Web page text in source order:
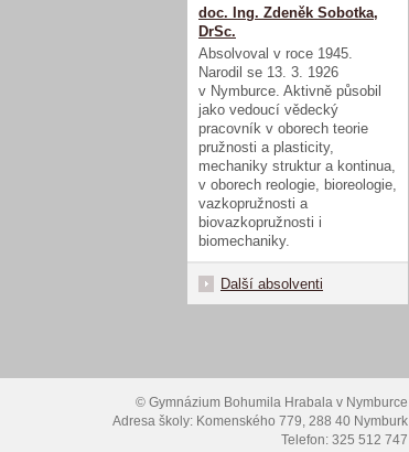
doc. Ing. Zdeněk Sobotka,
DrSc.
Absolvoval v roce 1945.
Narodil se 13. 3. 1926
v Nymburce. Aktivně působil
jako vedoucí vědecký
pracovník v oborech teorie
pružnosti a plasticity,
mechaniky struktur a kontinua,
v oborech reologie, bioreologie,
vazkopružnosti a
biovazkopružnosti i
biomechaniky.
Další absolventi
© Gymnázium Bohumila Hrabala v Nymburce
Adresa školy: Komenského 779, 288 40 Nymburk
Telefon: 325 512 747